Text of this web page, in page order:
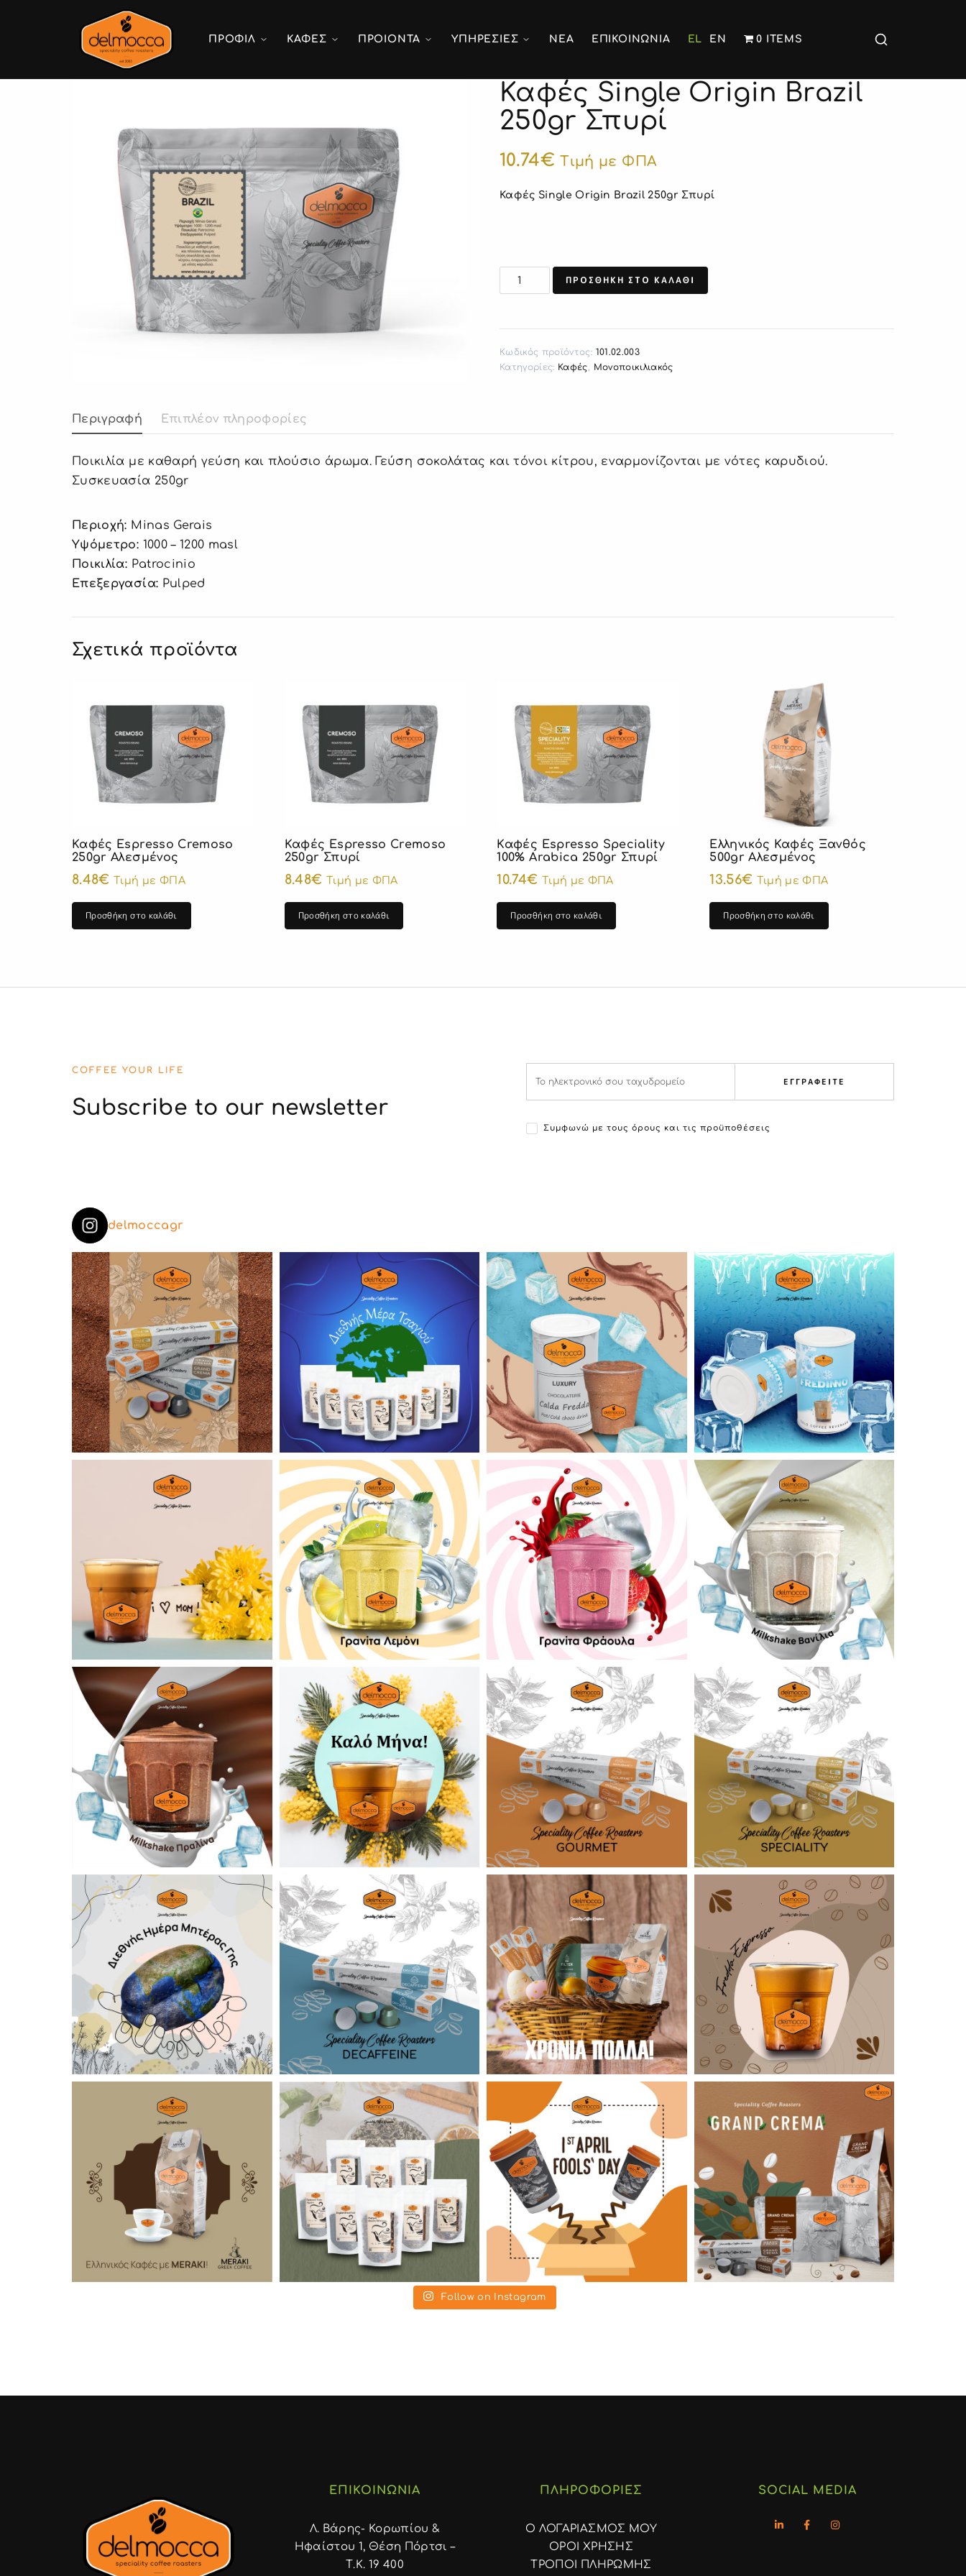
ΠΡΟΦΙΛ ΚΑΦΕΣ ΠΡΟΙΟΝΤΑ ΥΠΗΡΕΣΙΕΣ ΝΕΑ ΕΠΙΚΟΙΝΩΝΙΑ EL EN 0 ITEMS
Καφές Single Origin Brazil
250gr Σπυρί
10.74€ Τιμή με ΦΠΑ
Καφές Single Origin Brazil 250gr Σπυρί
ΠΡΟΣΘΗΚΗ ΣΤΟ ΚΑΛΑΘΙ
Κωδικός προϊόντος: 101.02.003
Κατηγορίες: Καφές, Μονοποικιλιακός
Περιγραφή Επιπλέον πληροφορίες
Ποικιλία με καθαρή γεύση και πλούσιο άρωμα. Γεύση σοκολάτας και τόνοι κίτρου, εναρμονίζονται με νότες καρυδιού.
Συσκευασία 250gr
Περιοχή: Minas Gerais
Υψόμετρο: 1000 – 1200 masl
Ποικιλία: Patrocinio
Επεξεργασία: Pulped
Σχετικά προϊόντα
Καφές Espresso Cremoso
250gr Αλεσμένος
8.48€ Τιμή με ΦΠΑ
Προσθήκη στο καλάθι
Καφές Espresso Cremoso
250gr Σπυρί
8.48€ Τιμή με ΦΠΑ
Προσθήκη στο καλάθι
Καφές Espresso Speciality
100% Arabica 250gr Σπυρί
10.74€ Τιμή με ΦΠΑ
Προσθήκη στο καλάθι
Ελληνικός Καφές Ξανθός
500gr Αλεσμένος
13.56€ Τιμή με ΦΠΑ
Προσθήκη στο καλάθι
COFFEE YOUR LIFE
Subscribe to our newsletter
ΕΓΓΡΑΦΕΙΤΕ
Συμφωνώ με τους όρους και τις προϋποθέσεις
delmoccagr
Follow on Instagram
ΕΠΙΚΟΙΝΩΝΙΑ
Λ. Βάρης- Κορωπίου &
Ηφαίστου 1, Θέση Πόρτσι –
Τ.Κ. 19 400
ΠΛΗΡΟΦΟΡΙΕΣ
Ο ΛΟΓΑΡΙΑΣΜΟΣ ΜΟΥ
ΟΡΟΙ ΧΡΗΣΗΣ
ΤΡΟΠΟΙ ΠΛΗΡΩΜΗΣ
SOCIAL MEDIA